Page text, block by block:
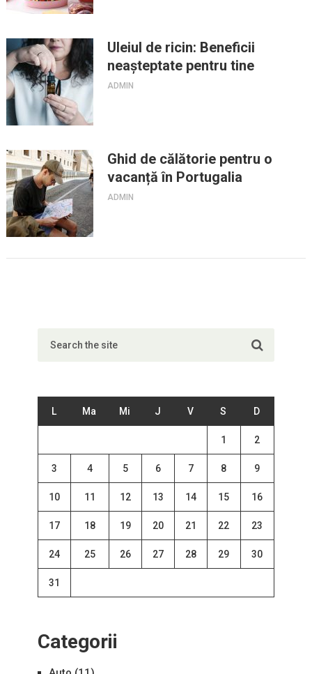
Uleiul de ricin: Beneficii
neașteptate pentru tine
ADMIN
Ghid de călătorie pentru o
vacanță în Portugalia
ADMIN
L Ma Mi J V S D
1 2
3 4 5 6 7 8 9
10 11 12 13 14 15 16
17 18 19 20 21 22 23
24 25 26 27 28 29 30
31
Categorii